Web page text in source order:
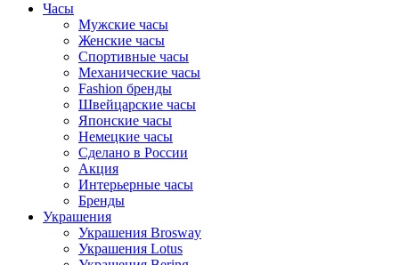
Часы
Мужские часы
Женские часы
Спортивные часы
Механические часы
Fashion бренды
Швейцарские часы
Японские часы
Немецкие часы
Сделано в России
Акция
Интерьерные часы
Бренды
Украшения
Украшения Brosway
Украшения Lotus